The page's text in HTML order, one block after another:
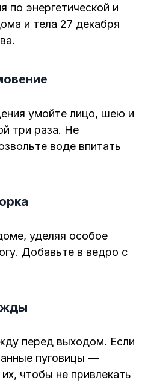
по энергетической и
и тела 27 декабря
умойте лицо, шею и
три раза. Не
воде впитать
уделяя особое
Добавьте в ведро с
перед выходом. Если
пуговицы —
чтобы не привлекать